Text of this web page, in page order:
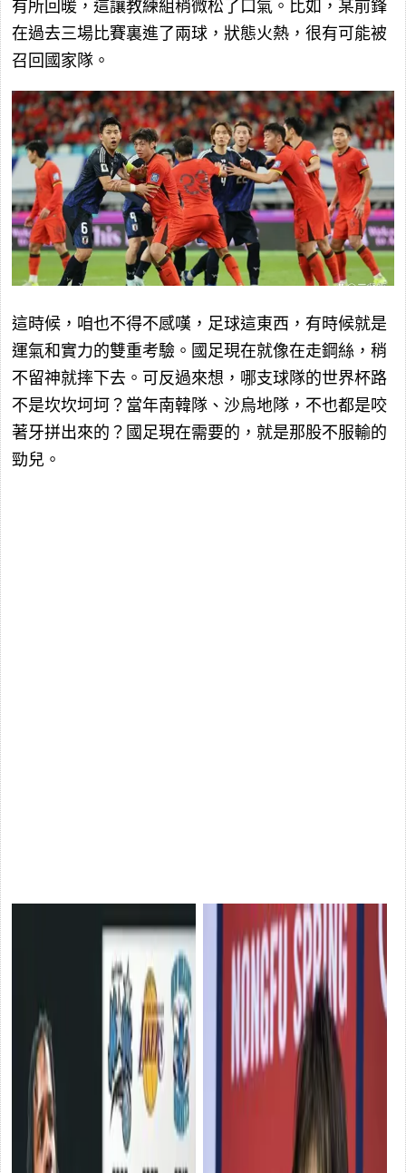
有所回暖，這讓教練組稍微松了口氣。比如，某前鋒
在過去三場比賽裏進了兩球，狀態火熱，很有可能被
召回國家隊。
這時候，咱也不得不感嘆，足球這東西，有時候就是
運氣和實力的雙重考驗。國足現在就像在走鋼絲，稍
不留神就摔下去。可反過來想，哪支球隊的世界杯路
不是坎坎坷坷？當年南韓隊、沙烏地隊，不也都是咬
著牙拼出來的？國足現在需要的，就是那股不服輸的
勁兒。